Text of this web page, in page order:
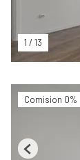
1 / 13
Comision 0%
Previous